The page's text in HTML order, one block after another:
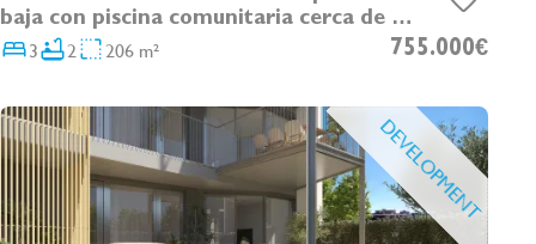
baja con piscina comunitaria cerca de la
playa en Palmanova
3 2 206 m² 755.000€
DEVELOPMENT